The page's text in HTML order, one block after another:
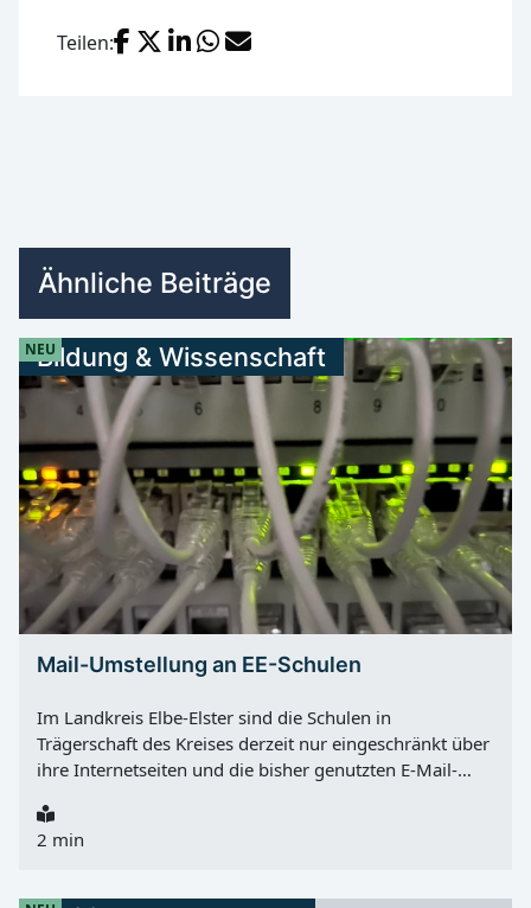
Teilen: Facebook
X (Twitter)
LinkedIn
WhatsApp
Ähnliche Beiträge
Bildung & Wissenschaft
NEU
Mail-Umstellung an EE-Schulen
Im Landkreis Elbe-Elster sind die Schulen in
Trägerschaft des Kreises derzeit nur eingeschränkt über
ihre Internetseiten und die bisher genutzten E-Mail-
Wartungs- und Umstellungsarbeiten an den
Schulnetzwerken und an der
Landkreises wird das Kommunikationssystem an den
2 min